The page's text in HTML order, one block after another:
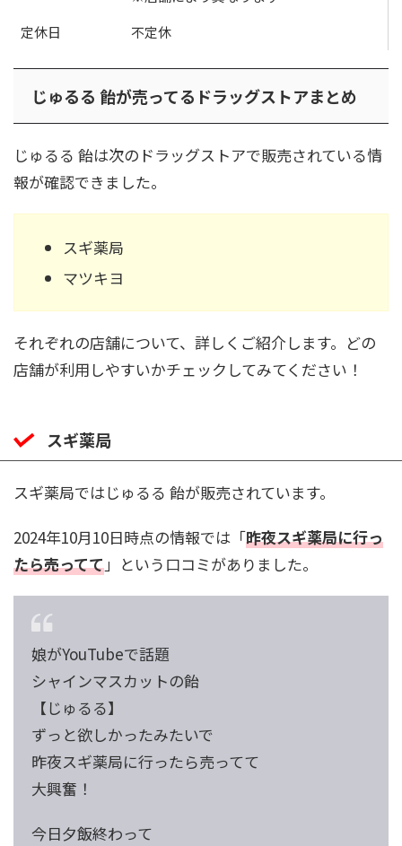
定休日
不定休
じゅるる 飴が売ってるドラッグストアまとめ
じゅるる 飴は次のドラッグストアで販売されている情
報が確認できました。
スギ薬局
マツキヨ
それぞれの店舗について、詳しくご紹介します。どの
店舗が利用しやすいかチェックしてみてください！
スギ薬局
スギ薬局ではじゅるる 飴が販売されています。
2024年10月10日時点の情報では「昨夜スギ薬局に行っ
たら売ってて」という口コミがありました。
娘がYouTubeで話題
シャインマスカットの飴
【じゅるる】
ずっと欲しかったみたいで
昨夜スギ薬局に行ったら売ってて
大興奮！
今日夕飯終わって